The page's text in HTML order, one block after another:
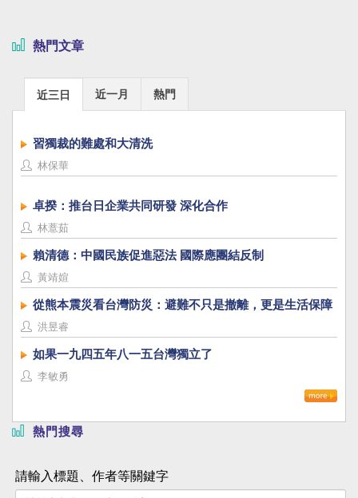
熱門文章
近三日 近一月 熱門
習獨裁的難處和大清洗
林保華
卓揆：推台日企業共同研發 深化合作
林薏茹
賴清德：中國民族促進惡法 國際應團結反制
黃靖媗
從熊本震災看台灣防災：避難不只是撤離，更是生活保障
洪昱睿
如果一九四五年八一五台灣獨立了
李敏勇
熱門搜尋
請輸入標題、作者等關鍵字